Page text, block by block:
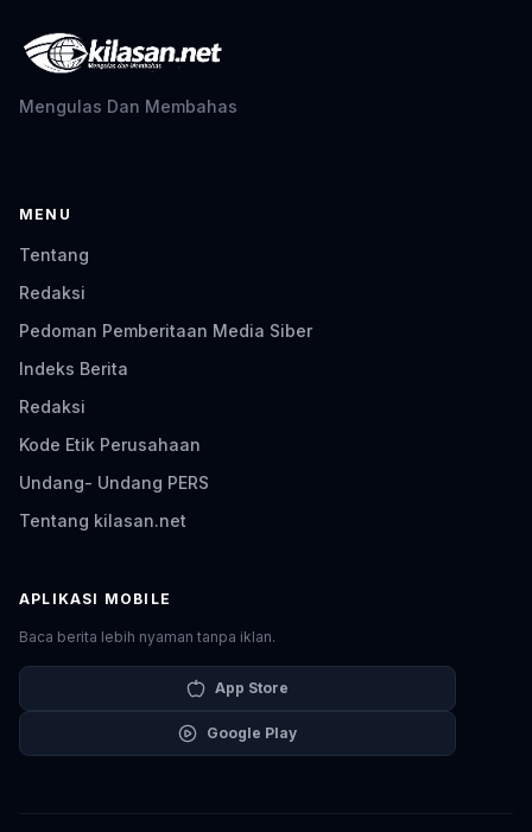
Mengulas Dan Membahas
MENU
Tentang
Redaksi
Pedoman Pemberitaan Media Siber
Indeks Berita
Redaksi
Kode Etik Perusahaan
Undang- Undang PERS
Tentang kilasan.net
APLIKASI MOBILE
Baca berita lebih nyaman tanpa iklan.
App Store
Google Play